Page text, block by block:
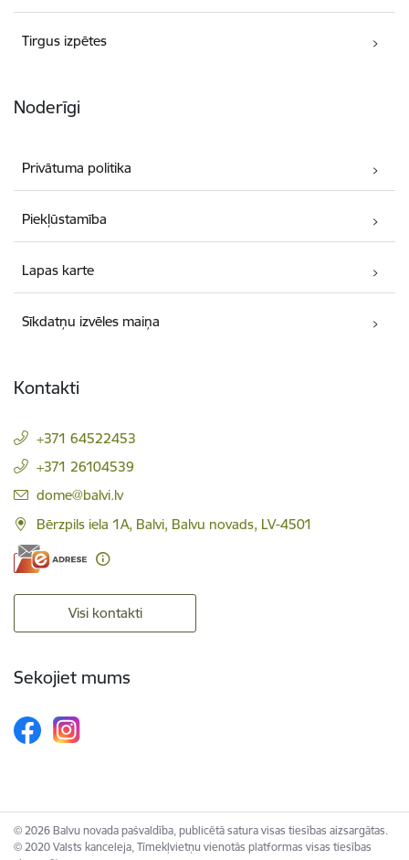
Tirgus izpētes
Noderīgi
Privātuma politika
Piekļūstamība
Lapas karte
Sīkdatņu izvēles maiņa
Kontakti
+371 64522453
+371 26104539
E-pasts:
dome@balvi.lv
Bērzpils iela 1A, Balvi, Balvu novads, LV-4501
Visi kontakti
Sekojiet mums
© 2026 Balvu novada pašvaldība, publicētā satura visas tiesības aizsargātas.
© 2020 Valsts kanceleja, Tīmekļvietņu vienotās platformas visas tiesības